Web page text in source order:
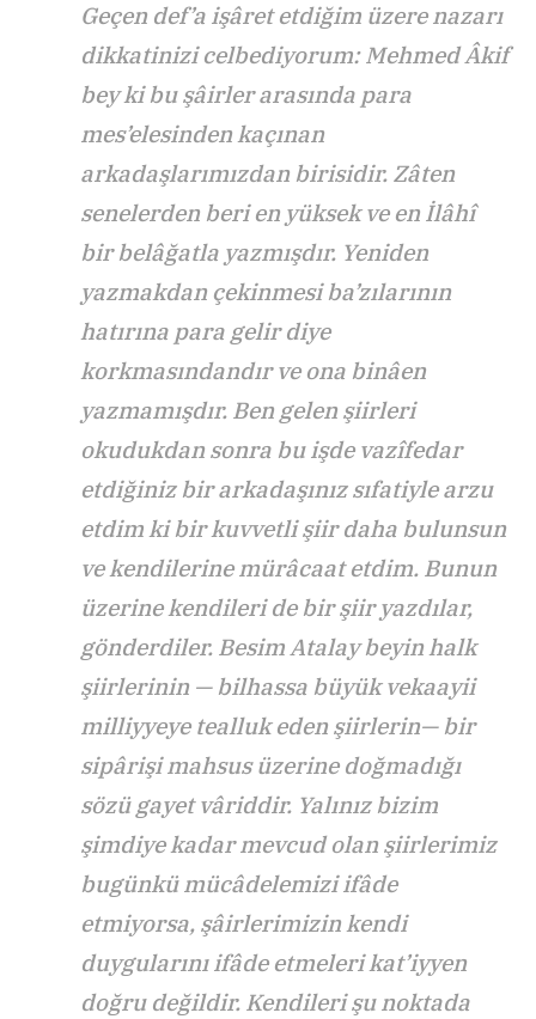
Geçen def’a işâret etdiğim üzere nazarı
dikkatinizi celbediyorum: Mehmed Âkif
bey ki bu şâirler arasında para
mes’elesinden kaçınan
arkadaşlarımızdan birisidir. Zâten
senelerden beri en yüksek ve en İlâhî
bir belâğatla yazmışdır. Yeniden
yazmakdan çekinmesi ba’zılarının
hatırına para gelir diye
korkmasındandır ve ona binâen
yazmamışdır. Ben gelen şiirleri
okudukdan sonra bu işde vazîfedar
etdiğiniz bir arkadaşınız sıfatiyle arzu
etdim ki bir kuvvetli şiir daha bulunsun
ve kendilerine mürâcaat etdim. Bunun
üzerine kendileri de bir şiir yazdılar,
gönderdiler. Besim Atalay beyin halk
şiirlerinin — bilhassa büyük vekaayii
milliyyeye tealluk eden şiirlerin— bir
sipârişi mahsus üzerine doğmadığı
sözü gayet vâriddir. Yalınız bizim
şimdiye kadar mevcud olan şiirlerimiz
bugünkü mücâdelemizi ifâde
etmiyorsa, şâirlerimizin kendi
duygularını ifâde etmeleri kat’iyyen
doğru değildir. Kendileri şu noktada